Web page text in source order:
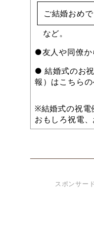
ご結婚おめ
など。
●友人や同僚か
● 結婚式のお
報）はこちら
※結婚式の祝電
おもしろ祝電
スポンサー